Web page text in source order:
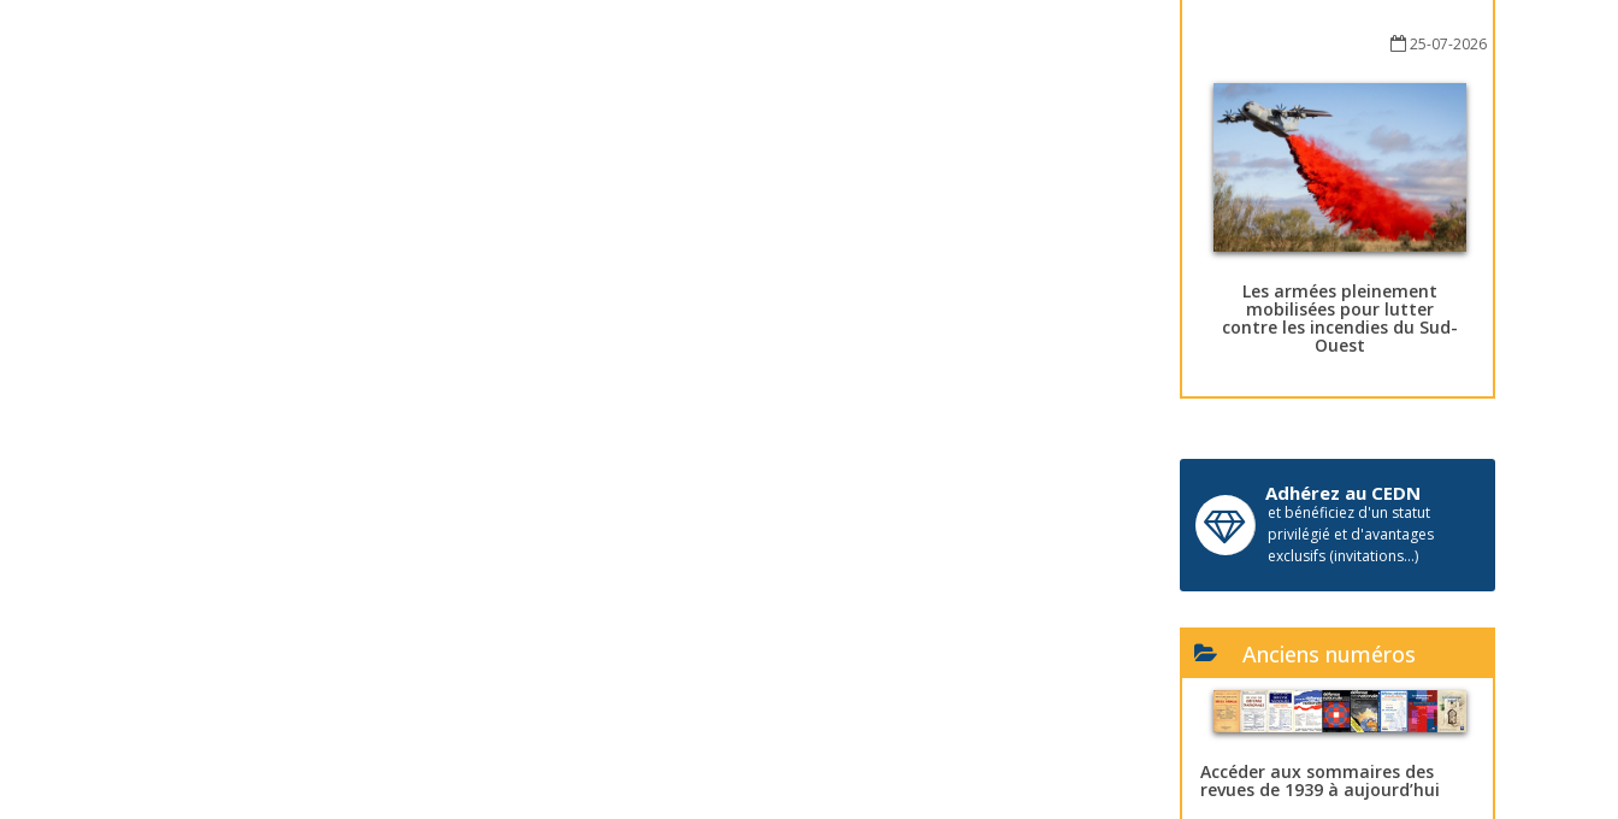
25-07-2026
Les armées pleinement
mobilisées pour lutter
contre les incendies du Sud-
Ouest
Adhérez au CEDN
et bénéficiez d'un statut
privilégié et d'avantages
exclusifs (invitations...)
Anciens numéros
Accéder aux sommaires des
revues de 1939 à aujourd’hui